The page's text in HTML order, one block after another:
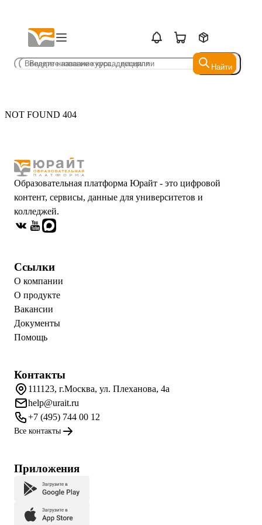
Найти
Найти
NOT FOUND 404
Образовательная платформа Юрайт - это цифровой
контент, сервисы, данные для университетов и
колледжей.
Ссылки
О компании
О продукте
Вакансии
Документы
Помощь
Контакты
111123, г.Москва, ул. Плеханова, 4а
help@urait.ru
+7 (495) 744 00 12
Все контакты
Приложения